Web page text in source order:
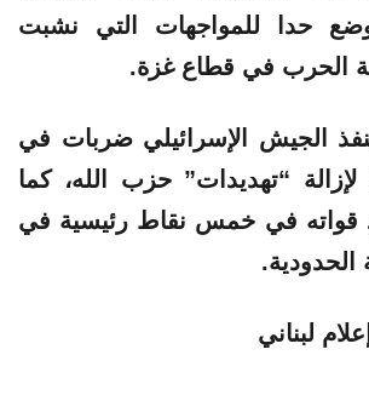
حدا للمواجهات التي نشبت
الحرب في قطاع غزة.
الجيش الإسرائيلي ضربات في
لإزالة “تهديدات” حزب الله، كما
قواته في خمس نقاط رئيسية في
الحدودية.